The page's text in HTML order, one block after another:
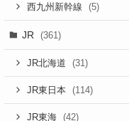
西九州新幹線 (5)
JR (361)
JR北海道 (31)
JR東日本 (114)
JR東海 (42)